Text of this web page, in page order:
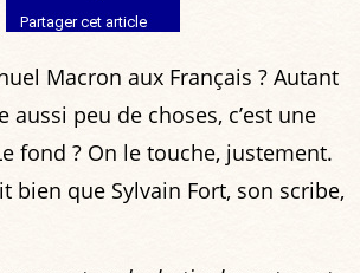
Partager cet article
Macron aux Français ? Autant
peu de choses, c’est une
fond ? On le touche, justement.
bien que Sylvain Fort, son scribe,